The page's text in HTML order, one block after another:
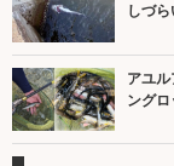
しづら
アユ
ングロ